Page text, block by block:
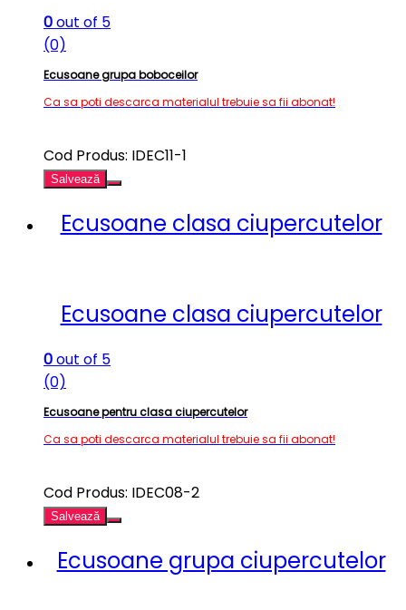
0out of 5
(0)
Ecusoane grupa boboceilor
Ca sa poti descarca materialul trebuie sa fii abonat!
Cod Produs: IDEC11-1
Salvează
Ecusoane clasa ciupercutelor
Ecusoane clasa ciupercutelor
0out of 5
(0)
Ecusoane pentru clasa ciupercutelor
Ca sa poti descarca materialul trebuie sa fii abonat!
Cod Produs: IDEC08-2
Salvează
Ecusoane grupa ciupercutelor